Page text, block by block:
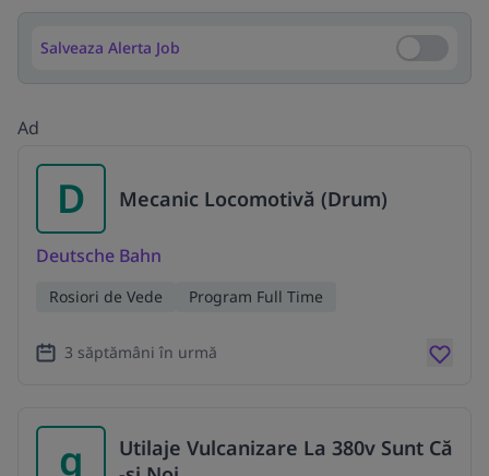
Salveaza Alerta Job Salveaza
Ad
D Mecanic Locomotivă (Drum)
Deutsche Bahn
Rosiori de Vede Program Full Time
3 săptămâni în urmă
g
Utilaje Vulcanizare La 380v Sunt Că